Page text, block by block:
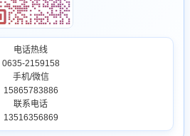
电话热线
0635-2159158
手机/微信
15865783886
联系电话
13516356869